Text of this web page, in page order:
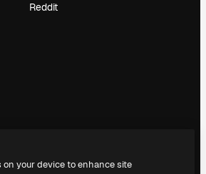
Reddit
your device to enhance site